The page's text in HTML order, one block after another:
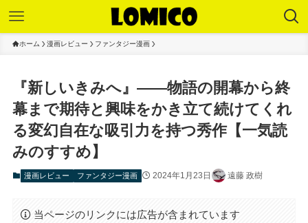
ホーム 漫画レビュー ファンタジー漫画
『新しいきみへ』――物語の開幕から終
幕まで期待と興味をかき立て続けてくれ
る変幻自在な吸引力を持つ秀作【一気読
みのすすめ】
漫画レビュー ファンタジー漫画 2024年1月23日 遠藤 政樹
当ページのリンクには広告が含まれています